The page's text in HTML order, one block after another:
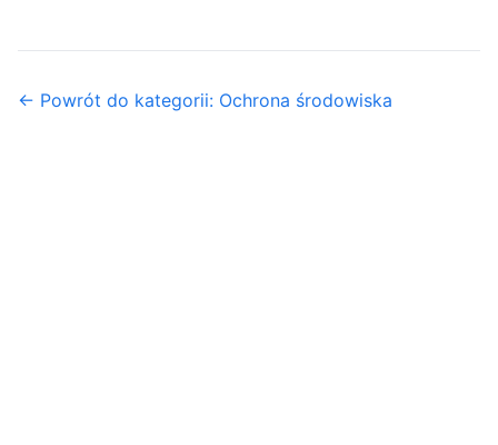
← Powrót do kategorii: Ochrona środowiska